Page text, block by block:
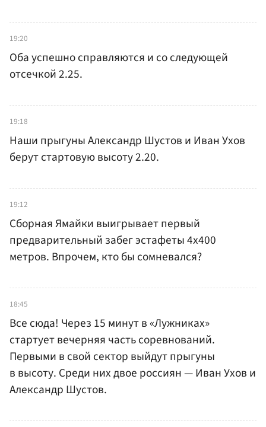
19:20
Оба успешно справляются и со следующей
отсечкой 2.25.
19:18
Наши прыгуны Александр Шустов и Иван Ухов
берут стартовую высоту 2.20.
19:12
Сборная Ямайки выигрывает первый
предварительный забег эстафеты 4х400
метров. Впрочем, кто бы сомневался?
18:45
Все сюда! Через 15 минут в «Лужниках»
стартует вечерняя часть соревнований.
Первыми в свой сектор выйдут прыгуны
в высоту. Среди них двое россиян — Иван Ухов и
Александр Шустов.